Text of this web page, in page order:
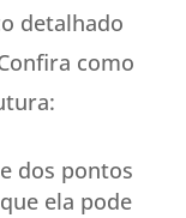
detalhado
como
dos pontos
ela pode